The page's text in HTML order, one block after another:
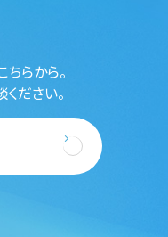
らから。
ださい。